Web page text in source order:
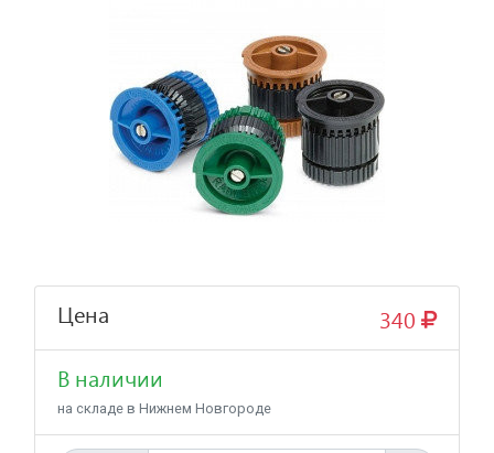
Цена
340
В наличии
на складе в Нижнем Новгороде